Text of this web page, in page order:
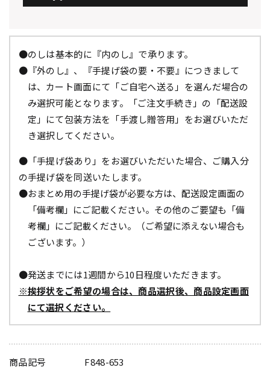
●のしは基本的に『内のし』で承ります。
●『外のし』、『手提げ袋の要・不要』につきまして
は、カート画面にて「ご自宅へ送る」を選んだ場合の
み選択可能となります。「ご注文手続き」の「配送設
定」にて包装方法を「手渡し贈答用」をお選びいただ
き選択してください。
●「手提げ袋あり」をお選びいただいた場合、ご購入分
の手提げ袋を同送いたします。
●おまとめ用の手提げ袋が必要な方は、配送設定画面の
「備考欄」にご記載ください。その他のご要望も「備
考欄」にご記載ください。（ご希望に添えない場合も
ございます。）
●発送までには1週間から10日程度いただきます。
※挨拶状をご希望の場合は、商品選択後、商品設定画面
にて選択ください。
商品記号 F848-653